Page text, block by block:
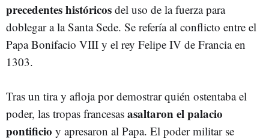
precedentes históricos del uso de la fuerza para
doblegar a la Santa Sede. Se refería al conflicto entre el
Papa Bonifacio VIII y el rey Felipe IV de Francia en
1303.
Tras un tira y afloja por demostrar quién ostentaba el
poder, las tropas francesas asaltaron el palacio
pontificio y apresaron al Papa. El poder militar se